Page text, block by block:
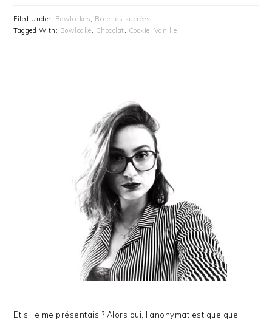
Filed Under: Bowlcakes, Recettes sucrées
Tagged With: Bowlcake, Chocolat, Cookie, Vanille
Et si je me présentais ? Alors oui, l’anonymat est quelque